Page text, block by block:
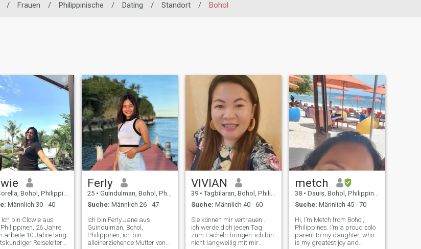
/ Frauen / Philippinische / Dating / Standort / Bohol
Bohol, Philippinen
Männlich 30 - 40
Philippinen, 26 Jahre
arbeite 10 Jahre lang
Reiseleiter
Ferly
25 • Guindulman, Bohol, Philippinen
Suche: Männlich 26 - 47
Ich bin Ferly Jane aus
Guindulman, Bohol,
Philippinen, ich bin
alleinerziehende Mutter von
VIVIAN
39 • Tagbilaran, Bohol, Philippinen
Suche: Männlich 40 - 60
Sie können mir vertrauen...
ich werde dich jeden Tag
zum Lächeln bringen. ich bin
nicht langweilig mit mir
metch
38 • Dauis, Bohol, Philippinen
Suche: Männlich 45 - 70
Hi, I’m Metch from Bohol,
Philippines. I’m a proud solo
parent to my daughter, who
is my greatest joy and